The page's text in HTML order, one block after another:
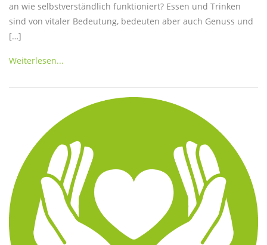
an wie selbstverständlich funktioniert? Essen und Trinken
sind von vitaler Bedeutung, bedeuten aber auch Genuss und
[…]
Weiterlesen...